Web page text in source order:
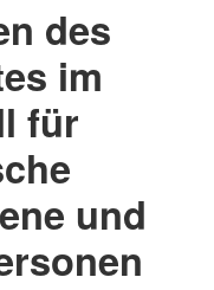
des
im
für
und